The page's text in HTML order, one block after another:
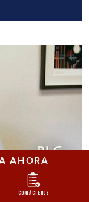
AHORA
Contáctenos